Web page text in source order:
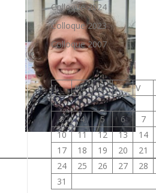
Colloque 2024
Colloque 2023
Colloque 2007
L M M J V
3
4 5 6 7
10
11 12 13 14
17
18 19 20 21
24
25 26 27 28
31